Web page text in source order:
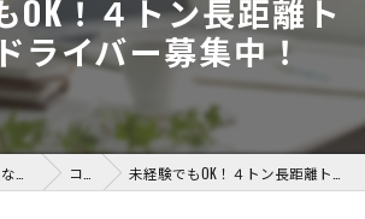
OK！４トン長距離ト
ライバー募集中！
コラム 未経験でもOK！４トン長距離トラックドライバー募集中！